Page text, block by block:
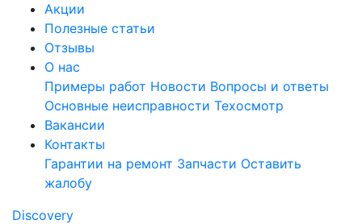
Акции
Полезные статьи
Отзывы
О нас
Примеры работ Новости Вопросы и ответы
Основные неисправности Техосмотр
Вакансии
Контакты
Гарантии на ремонт Запчасти Оставить
жалобу
Discovery